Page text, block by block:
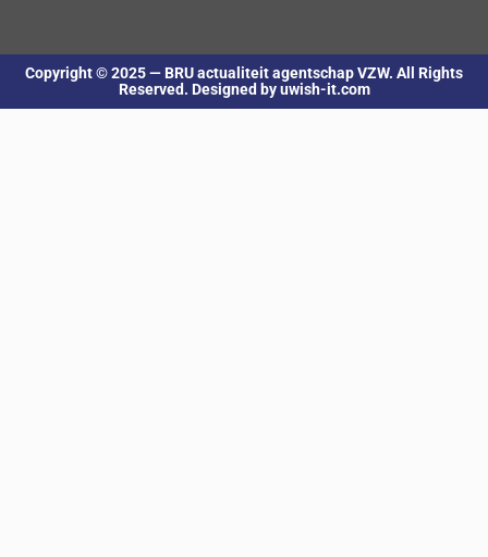
Copyright © 2025 — BRU actualiteit agentschap VZW. All Rights
Reserved. Designed by uwish-it.com